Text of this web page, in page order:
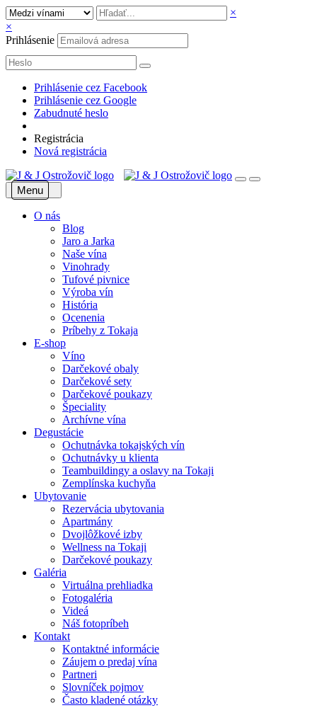
×
×
Prihlásenie
Prihlásenie cez Facebook
Prihlásenie cez Google
Zabudnuté heslo
Registrácia
Nová registrácia
Menu
O nás
Blog
Jaro a Jarka
Naše vína
Vinohrady
Tufové pivnice
Výroba vín
História
Ocenenia
Príbehy z Tokaja
E-shop
Víno
Darčekové obaly
Darčekové sety
Darčekové poukazy
Špeciality
Archívne vína
Degustácie
Ochutnávka tokajských vín
Ochutnávky u klienta
Teambuildingy a oslavy na Tokaji
Zemplínska kuchyňa
Ubytovanie
Rezervácia ubytovania
Apartmány
Dvojlôžkové izby
Wellness na Tokaji
Darčekové poukazy
Galéria
Virtuálna prehliadka
Fotogaléria
Videá
Náš fotopríbeh
Kontakt
Kontaktné informácie
Záujem o predaj vína
Partneri
Slovníček pojmov
Často kladené otázky